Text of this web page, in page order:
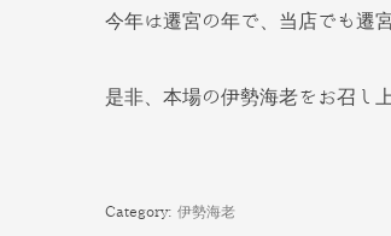
今年は遷宮の年で、当店でも遷
是非、本場の伊勢海老をお召し
Category: 伊勢海老